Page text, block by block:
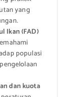
yang
Ikan (FAD)
populasi
dan kuota